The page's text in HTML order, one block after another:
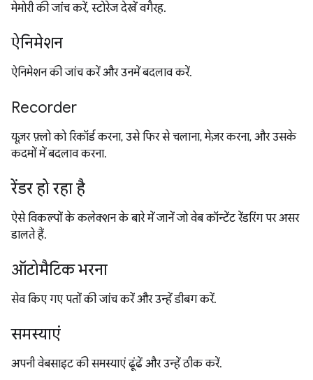
मेमोरी की जांच करें, स्टोरेज देखें वगैरह.
ऐनिमेशन
ऐनिमेशन की जांच करें और उनमें बदलाव करें.
Recorder
यूज़र फ़्लो को रिकॉर्ड करना, उसे फिर से चलाना, मेज़र करना, और उसके
कदमों में बदलाव करना.
रेंडर हो रहा है
ऐसे विकल्पों के कलेक्शन के बारे में जानें जो वेब कॉन्टेंट रेंडरिंग पर असर
डालते हैं.
ऑटोमैटिक भरना
सेव किए गए पतों की जांच करें और उन्हें डीबग करें.
समस्याएं
अपनी वेबसाइट की समस्याएं ढूंढें और उन्हें ठीक करें.